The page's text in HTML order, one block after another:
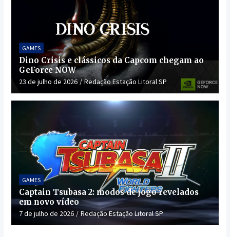
GAMES
Dino Crisis e clássicos da Capcom chegam ao
GeForce NOW
23 de julho de 2026 Redação Estação Litoral SP
GAMES
Captain Tsubasa 2: modos de jogo revelados
em novo vídeo
7 de julho de 2026 Redação Estação Litoral SP